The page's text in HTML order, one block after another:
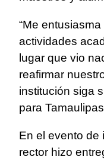
“Me
actividades
lugar que vio
reafirmar
institución siga
para
En el evento de
rector hizo